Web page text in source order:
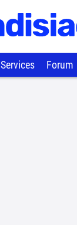
Services Forum